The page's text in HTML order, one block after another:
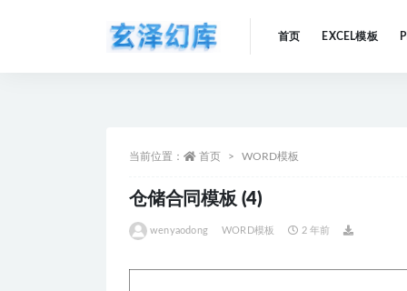
首页 EXCEL模板
当前位置： 首页 WORD模板
仓储合同模板 (4)
wenyaodong WORD模板 2 年前